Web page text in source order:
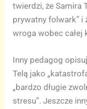
twierdzi, że Samira
prywatny folwark” i
wroga wobec całej
Inny pedagog
Telą jako
„bardzo długie
stresu”. Jeszcze